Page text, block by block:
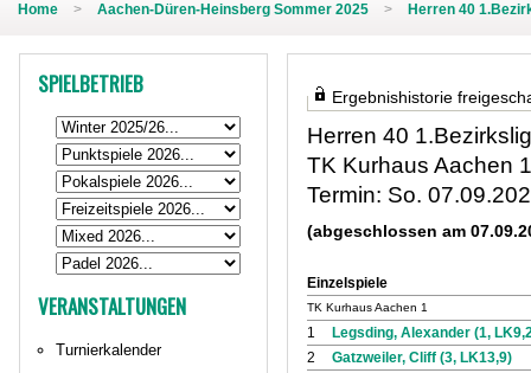
Home > Aachen-Düren-Heinsberg Sommer 2025 > Herren 40
SPIELBETRIEB
VERANSTALTUNGEN
Turnierkalender
Ergebnishistorie
Herren 40
TK Kurhaus Aachen
Termin: So.
(abgeschlossen am
Einzelspiele
TK Kurhaus Aachen 1
1
Legsding, Alexander (1,
2
Gatzweiler, Cliff (3, LK13,9)